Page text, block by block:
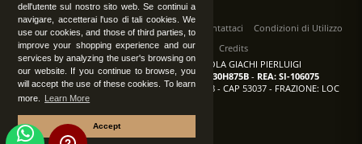
dell'utente sul nostro sito web. Se continui a
navigare, accetterai l'uso di tali cookies. We
use our cookies, and those of third parties, to
improve your shopping experience and our
services by analyzing the user's browsing on
our website. If you continue to browse, you
will accept the use of these cookies. To learn
more.
Learn More
Accept
Tutti i diritti sono riservati | Operatori Contattaci
Condizioni di Utilizzo
Privacy
Albo Fornitori
Credits
TENUTA TORCIANO AZIENDA AGRICOLA GIACHI PIERLUIGI
P.IVA: IT00375840527 -C.F.: GCHPLG62C30H875B- REA: SI-106075
Sede: SAN GIMIGNANO (SI) - VIA CROCETTA 18 - CAP 53037 - FRAZIONE: LOC